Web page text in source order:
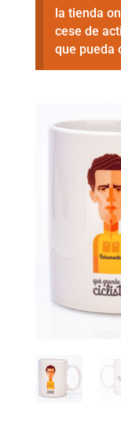
la tienda
cese de
que pueda